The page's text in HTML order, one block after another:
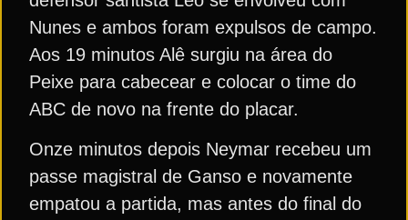
Nunes e ambos foram expulsos de campo.
Aos 19 minutos Alê surgiu na área do
Peixe para cabecear e colocar o time do
ABC de novo na frente do placar.
Onze minutos depois Neymar recebeu um
passe magistral de Ganso e novamente
empatou a partida, mas antes do final do